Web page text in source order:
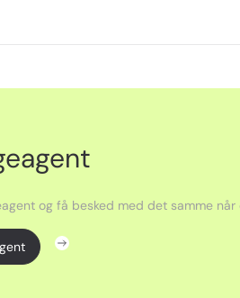
og få besked med det samme når